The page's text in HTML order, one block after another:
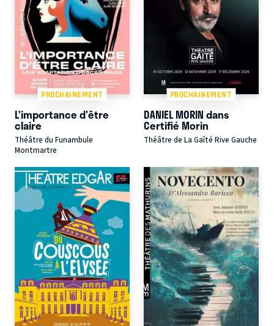
PROCHAINEMENT
L’importance d'être
claire
Théâtre du Funambule
Montmartre
PROCHAINEMENT
DANIEL MORIN dans
Certifié Morin
Théâtre de La Gaîté Rive Gauche